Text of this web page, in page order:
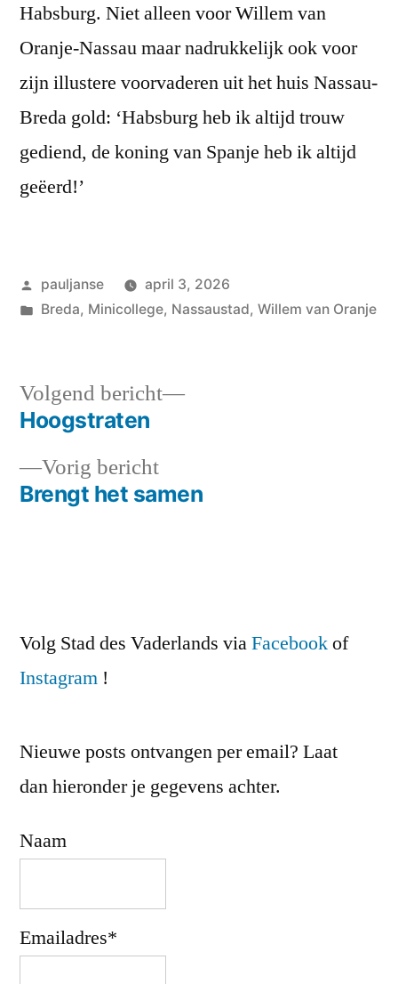
Habsburg. Niet alleen voor Willem van
Oranje-Nassau maar nadrukkelijk ook voor
zijn illustere voorvaderen uit het huis Nassau-
Breda gold: ‘Habsburg heb ik altijd trouw
gediend, de koning van Spanje heb ik altijd
geëerd!’
Geplaatst
door
pauljanse
april 3, 2026
Geplaatst
Breda, Minicollege, Nassaustad, Willem van Oranje
Bericht
navigatie
Vorig berichtVorig
bericht:
Brengt het samen
Volgend bericht
Volgend
Hoogstraten
Volg Stad des Vaderlands viaFacebookof
Instagram !
Nieuwe posts ontvangen per email? Laat
dan hieronder je gegevens achter.
Naam
Emailadres*